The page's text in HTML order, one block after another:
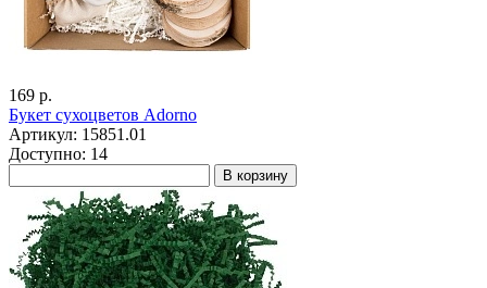
169 р.
Букет сухоцветов Adorno
Артикул: 15851.01
Доступно: 14
В корзину